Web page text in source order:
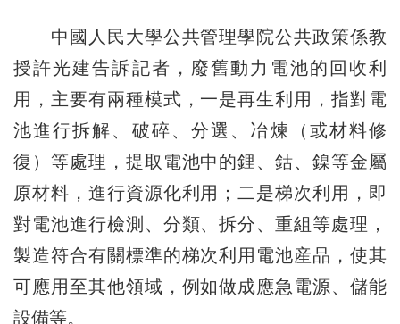
中國人民大學公共管理學院公共政策係教
授許光建告訴記者，廢舊動力電池的回收利
用，主要有兩種模式，一是再生利用，指對電
池進行拆解、破碎、分選、冶煉（或材料修
復）等處理，提取電池中的鋰、鈷、鎳等金屬
原材料，進行資源化利用；二是梯次利用，即
對電池進行檢測、分類、拆分、重組等處理，
製造符合有關標準的梯次利用電池産品，使其
可應用至其他領域，例如做成應急電源、儲能
設備等。